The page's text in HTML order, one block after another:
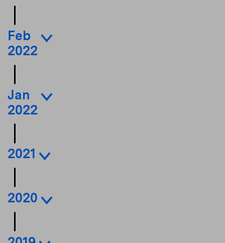
Feb
2022
Jan
2022
2021
2020